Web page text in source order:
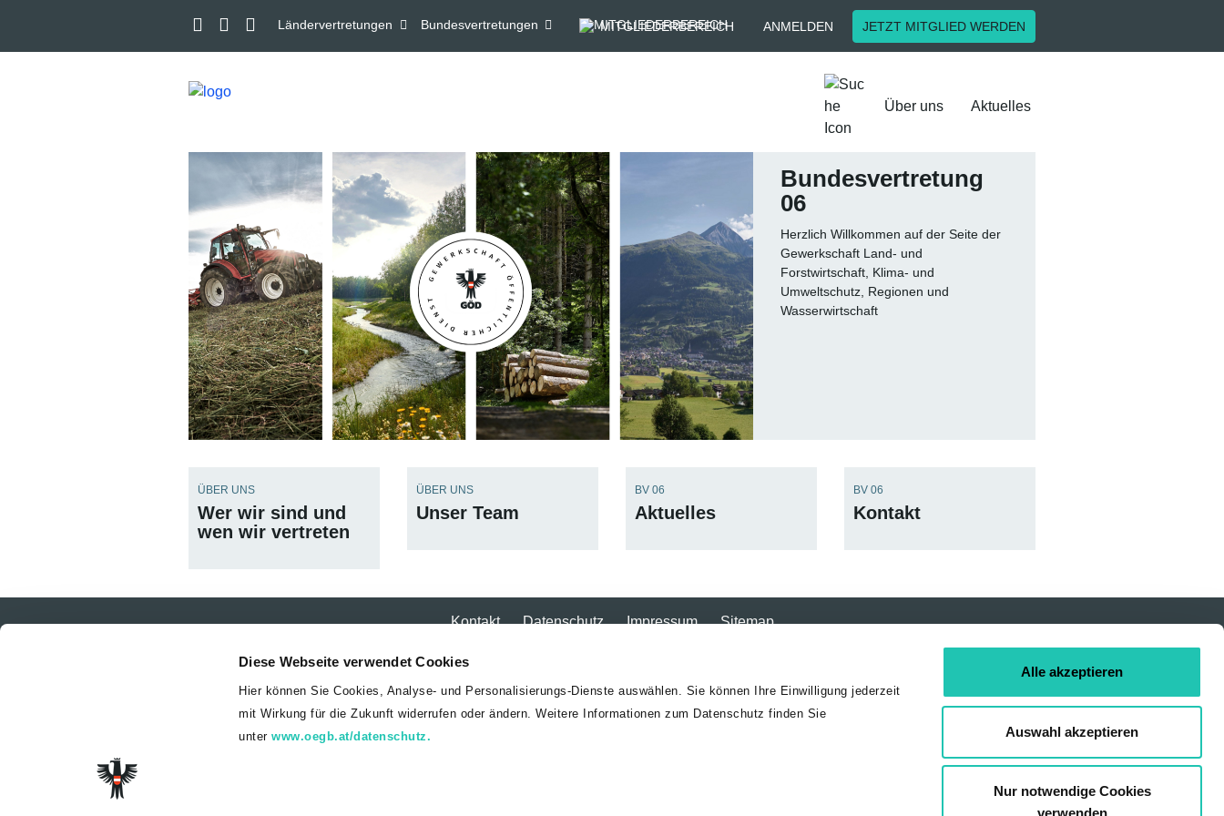
Diese Webseite verwendet Cookies
Hier können Sie Cookies, Analyse- und Personalisierungs-Dienste auswählen. Sie können Ihre Einwilligung jederzeit
mit Wirkung für die Zukunft widerrufen oder ändern. Weitere Informationen zum Datenschutz finden Sie
unterwww.oegb.at/datenschutz.
Alle akzeptieren
Auswahl akzeptieren
Nur notwendige Cookies
verwenden
Ländervertretungen Bundesvertretungen MITGLIEDERBEREICH ANMELDEN JETZT MITGLIED WERDEN
Über uns Aktuelles
Bundesver­tretung
06
Herzlich Willkommen auf der Seite der
Gewerkschaft Land- und
Forstwirtschaft, Klima- und
Umweltschutz, Regionen und
Wasserwirtschaft
ÜBER UNS
Wer wir sind und
wen wir vertreten
ÜBER UNS
Unser Team
BV 06
Aktuelles
BV 06
Kontakt
Kontakt Datenschutz Impressum
Sitemap